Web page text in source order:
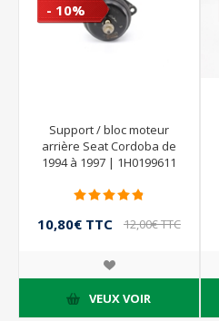
- 10%
Support / bloc moteur
arrière Seat Cordoba de
1994 à 1997 | 1H0199611
10,80€ TTC 12,00€ TTC
VEUX VOIR